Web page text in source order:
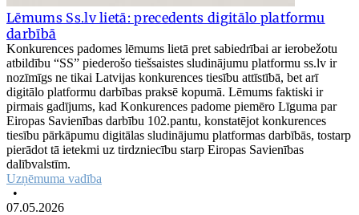
Lēmums Ss.lv lietā: precedents digitālo platformu
darbībā
Konkurences padomes lēmums lietā pret sabiedrībai ar ierobežotu
atbildību “SS” piederošo tiešsaistes sludinājumu platformu ss.lv ir
nozīmīgs ne tikai Latvijas konkurences tiesību attīstībā, bet arī
digitālo platformu darbības praksē kopumā. Lēmums faktiski ir
pirmais gadījums, kad Konkurences padome piemēro Līguma par
Eiropas Savienības darbību 102.pantu, konstatējot konkurences
tiesību pārkāpumu digitālas sludinājumu platformas darbībās, tostarp
pierādot tā ietekmi uz tirdzniecību starp Eiropas Savienības
dalībvalstīm.
Uzņēmuma vadība
•
07.05.2026